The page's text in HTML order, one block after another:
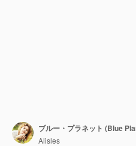
Alisles